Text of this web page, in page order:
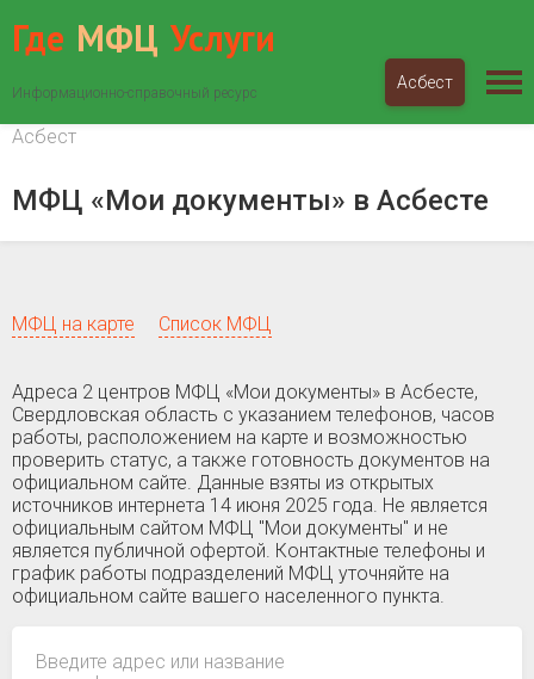
Где МФЦ Услуги
Информационно-справочный ресурс
Асбест
Свердловская область
Асбест
МФЦ «Мои документы» в Асбесте
МФЦ на карте Список МФЦ
Адреса 2 центров МФЦ «Мои документы» в Асбесте,
Свердловская область c указанием телефонов, часов
работы, расположением на карте и возможностью
проверить статус, а также готовность документов на
официальном сайте. Данные взяты из открытых
источников интернета 14 июня 2025 года. Не является
официальным сайтом МФЦ "Мои документы" и не
является публичной офертой. Контактные телефоны и
график работы подразделений МФЦ уточняйте на
официальном сайте вашего населенного пункта.
Введите адрес или название